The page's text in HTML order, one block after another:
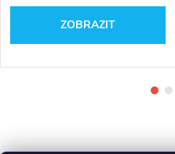
ZOBRAZIT